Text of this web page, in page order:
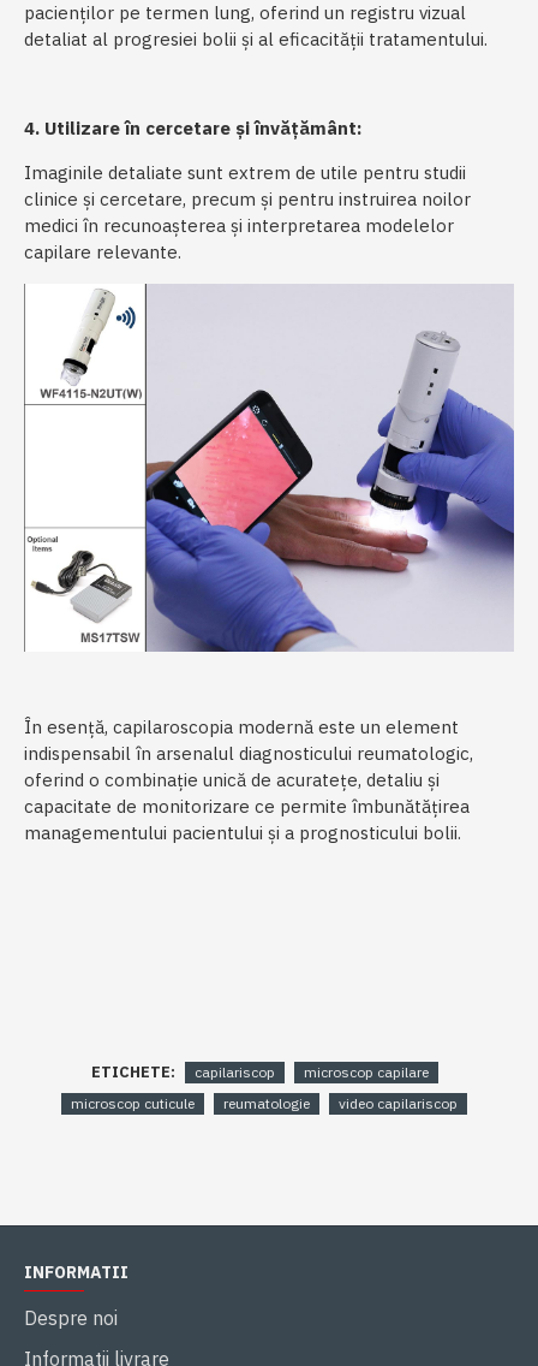
pacienților pe termen lung, oferind un registru vizual
detaliat al progresiei bolii și al eficacității tratamentului.
4. Utilizare în cercetare și învățământ:
Imaginile detaliate sunt extrem de utile pentru studii
clinice și cercetare, precum și pentru instruirea noilor
medici în recunoașterea și interpretarea modelelor
capilare relevante.
În esență, capilaroscopia modernă este un element
indispensabil în arsenalul diagnosticului reumatologic,
oferind o combinație unică de acuratețe, detaliu și
capacitate de monitorizare ce permite îmbunătățirea
managementului pacientului și a prognosticului bolii.
ETICHETE: capilariscop
microscop capilare
microscop cuticule
reumatologie video capilariscop
INFORMATII
Despre noi
Informatii livrare